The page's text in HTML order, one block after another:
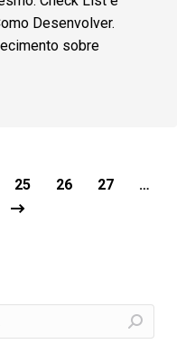
Desenvolver.
sobre
25 26 27
…